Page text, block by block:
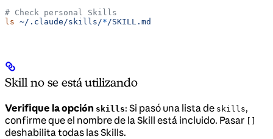
# Check personal Skills
ls ~/.claude/skills/*/SKILL.md
Skill no se está utilizando
Verifique la opción skills: Si pasó una lista de skills,
confirme que el nombre de la Skill está incluido. Pasar
deshabilita todas las Skills.